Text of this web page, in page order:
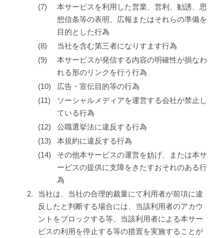
本サービスを利用した営業、営利、勧誘、思
想信条等の表明、広報またはそれらの準備を
目的とした行為
当社を含む第三者になりすます行為
本サービスが発信する内容の明確性が損なわ
れる形のリンクを行う行為
広告・宣伝目的等の行為
ソーシャルメディアを運営する会社が禁止し
ている行為
公職選挙法に違反する行為
本規約に違反する行為
その他本サービスの運営を妨げ、または本サ
ービスの提供に支障をきたすおそれのある行
為
2.
当社は、当社の合理的裁量にて利用者が前項に違
反したと判断する場合には、当該利用者のアカウ
ントをブロックする等、当該利用者による本サー
ビスの利用を停止する等の措置を実施することが